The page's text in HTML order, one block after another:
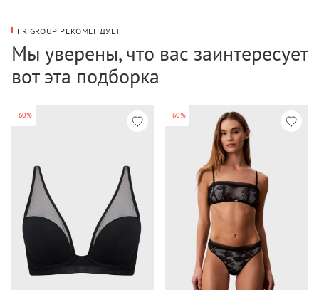
FR GROUP РЕКОМЕНДУЕТ
Мы уверены, что вас заинтересует
вот эта подборка
-60% -60%